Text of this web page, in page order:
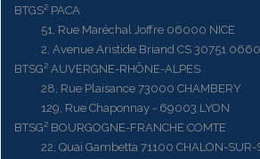
BTGS² PACA
51, Rue Maréchal Joffre 06000 NICE
2, Avenue Aristide Briand CS 30751
BTSG² AUVERGNE-RHÔNE-ALPES
28, Rue Plaisance 73000 CHAMBERY
129, Rue Chaponnay - 69003 LYON
BTSG² BOURGOGNE-FRANCHE COMTE
22, Quai Gambetta 71100 CHALON-SUR-